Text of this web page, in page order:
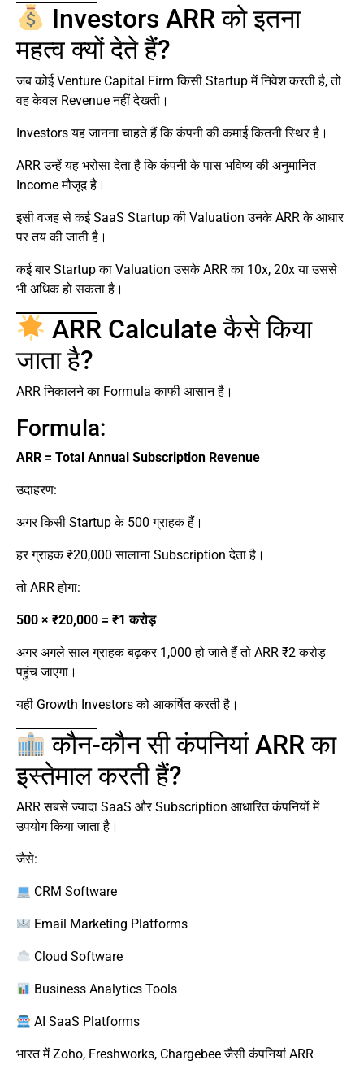
Investors ARR को इतना
महत्व क्यों देते हैं?
जब कोई Venture Capital Firm किसी Startup में निवेश करती है, तो
वह केवल Revenue नहीं देखती।
Investors यह जानना चाहते हैं कि कंपनी की कमाई कितनी स्थिर है।
ARR उन्हें यह भरोसा देता है कि कंपनी के पास भविष्य की अनुमानित
Income मौजूद है।
इसी वजह से कई SaaS Startup की Valuation उनके ARR के आधार
पर तय की जाती है।
कई बार Startup का Valuation उसके ARR का 10x, 20x या उससे
भी अधिक हो सकता है।
ARR Calculate कैसे किया
जाता है?
ARR निकालने का Formula काफी आसान है।
Formula:
ARR = Total Annual Subscription Revenue
उदाहरण:
अगर किसी Startup के 500 ग्राहक हैं।
हर ग्राहक ₹20,000 सालाना Subscription देता है।
तो ARR होगा:
500 × ₹20,000 = ₹1 करोड़
अगर अगले साल ग्राहक बढ़कर 1,000 हो जाते हैं तो ARR ₹2 करोड़
पहुंच जाएगा।
यही Growth Investors को आकर्षित करती है।
कौन-कौन सी कंपनियां ARR का
इस्तेमाल करती हैं?
ARR सबसे ज्यादा SaaS और Subscription आधारित कंपनियों में
उपयोग किया जाता है।
जैसे:
CRM Software
Email Marketing Platforms
Cloud Software
Business Analytics Tools
AI SaaS Platforms
भारत में Zoho, Freshworks, Chargebee जैसी कंपनियां ARR